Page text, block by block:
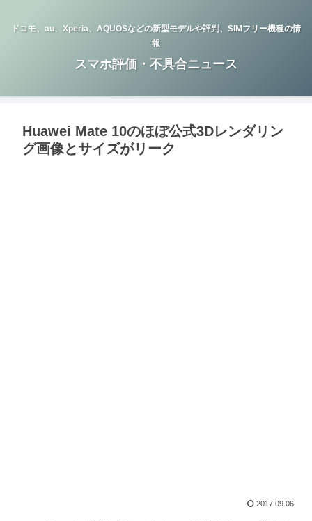
ドコモ、au、Xperia、AQUOSなどの新型モデルや評判、SIMフリー機種の情
報
スマホ評価・不具合ニュース
Huawei Mate 10のほぼ公式3Dレンダリン
グ画像とサイズがリーク
2017.09.06